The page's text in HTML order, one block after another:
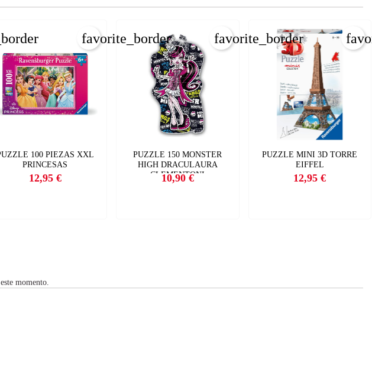
100 PIEZAS XXL
PRINCESAS
Precio
12,95 €
favorite_border
PUZZLE 150 MONSTER
HIGH DRACULAURA
CLEMENTONI
Precio
10,90 €
favorite_border
PUZZLE MINI 3D TORRE
EIFFEL
Precio
12,95 €
momento.